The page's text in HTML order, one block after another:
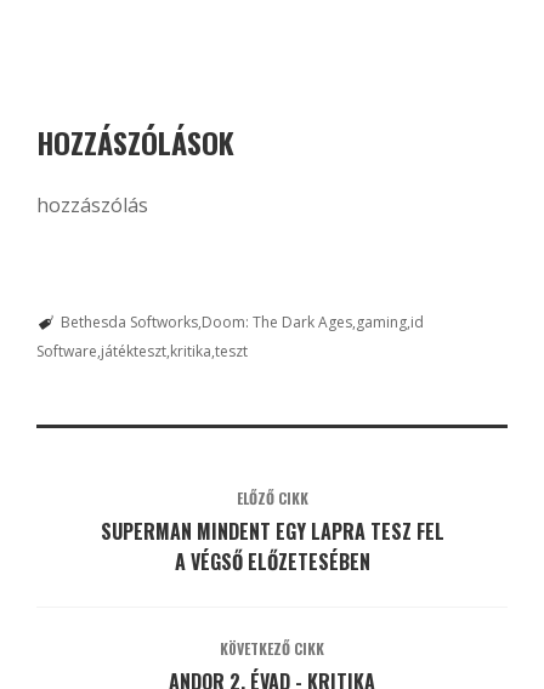
HOZZÁSZÓLÁSOK
hozzászólás
Bethesda Softworks Doom: The Dark Ages gaming id
Software játékteszt kritika teszt
ELŐZŐ CIKK
SUPERMAN MINDENT EGY LAPRA TESZ FEL
A VÉGSŐ ELŐZETESÉBEN
KÖVETKEZŐ CIKK
ANDOR 2. ÉVAD - KRITIKA